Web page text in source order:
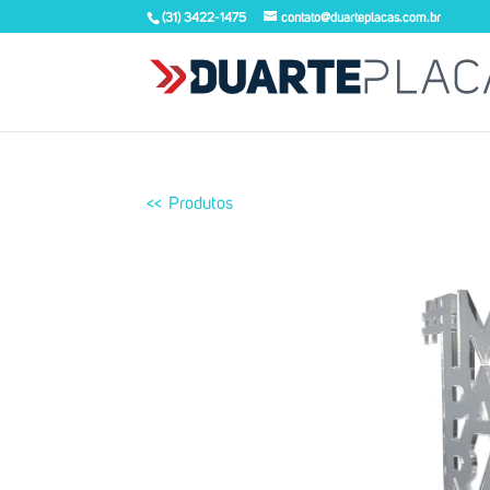
(31) 3422-1475 contato@duarteplacas.com.br
<< Produtos